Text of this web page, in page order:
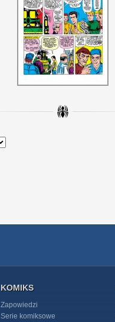
KOMIKS
Zapowiedzi
Serie komiksowe